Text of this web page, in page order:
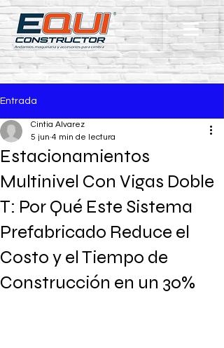
Entrada
Estacionamientos
Multinivel Con Vigas Doble
T: Por Qué Este Sistema
Prefabricado Reduce el
Costo y el Tiempo de
Construcción en un 30%
Cintia Alvarez
5 jun 4 min de lectura